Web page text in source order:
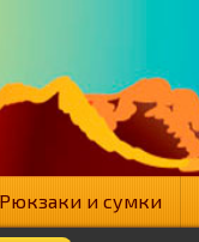
Рюкзаки и сумки